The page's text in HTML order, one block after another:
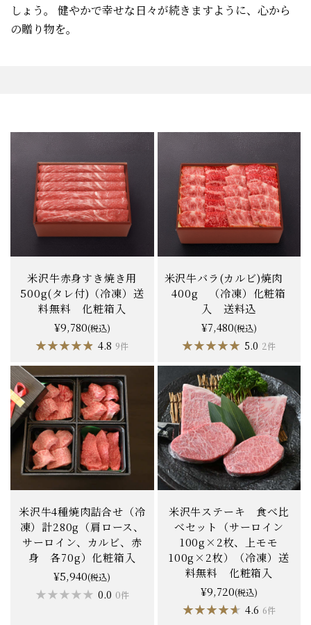
しょう。
健やかで幸せな日々が続きますように、心から
の贈り物を。
米沢牛赤身すき焼き用
500g(タレ付)（冷凍）送
料無料 化粧箱入
¥9,780(税込)
★★★★★
★★★★★ 4.8 9件
米沢牛バラ(カルビ)焼肉
400g （冷凍）化粧箱
入 送料込
¥7,480(税込)
★★★★★
★★★★★ 5.0 2件
米沢牛4種焼肉詰合せ（冷
凍）計280g（肩ロース、
サーロイン、カルビ、赤
身 各70g）化粧箱入
¥5,940(税込)
★★★★★
★★★★★ 0.0 0件
米沢牛ステーキ 食べ比
べセット（サーロイン
100g×2枚、上モモ
100g×2枚）（冷凍）送
料無料 化粧箱入
¥9,720(税込)
★★★★★
★★★★★ 4.6 6件